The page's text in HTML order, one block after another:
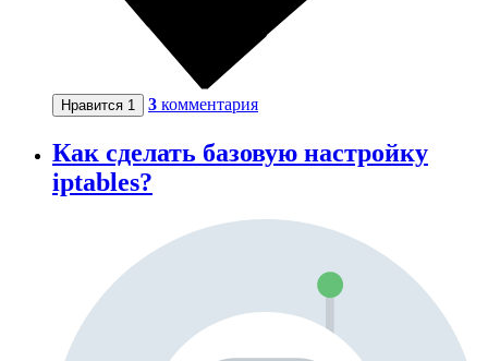
Нравится 1 3 комментария
Как сделать базовую настройку
iptables?